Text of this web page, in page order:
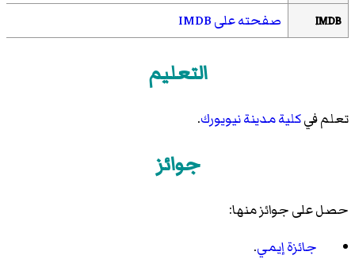
IMDB صفحته على IMDB
التعليم
تعلم فيكلية مدينة نيويورك.
جوائز
حصل على جوائز منها:
جائزة إيمي.